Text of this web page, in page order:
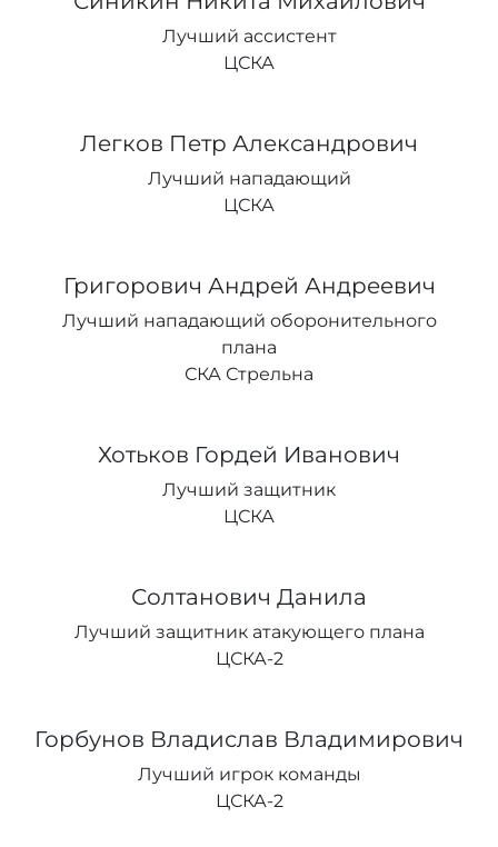
Лучший ассистент
ЦСКА
Легков Петр Александрович
Лучший нападающий
ЦСКА
Григорович Андрей Андреевич
Лучший нападающий оборонительного
плана
СКА Стрельна
Хотьков Гордей Иванович
Лучший защитник
ЦСКА
Солтанович Данила
Лучший защитник атакующего плана
ЦСКА-2
Горбунов Владислав Владимирович
Лучший игрок команды
ЦСКА-2